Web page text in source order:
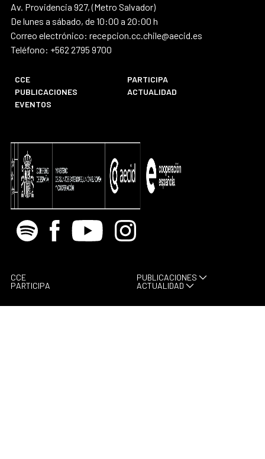
Av. Providencia 927, (Metro Salvador)
De lunes a sábado, de 10:00 a 20:00 h
Correo electrónico: recepcion.cc.chile@aecid.es
Teléfono: +562 2795 9700
CCE
PARTICIPA
PUBLICACIONES
ACTUALIDAD
EVENTOS
Spotify Facebook
Youtube Instagram
CCE
PARTICIPA
PUBLICACIONES
ACTUALIDAD